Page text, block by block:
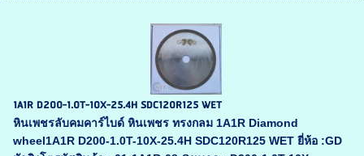
1A1R D200-1.0T-10X-25.4H SDC120R125 WET
หินเพชรลับคมคาร์ไบด์ หินเพชร ทรงกลม 1A1R Diamond
wheel1A1R D200-1.0T-10X-25.4H SDC120R125 WET ยี่ห้อ :GD